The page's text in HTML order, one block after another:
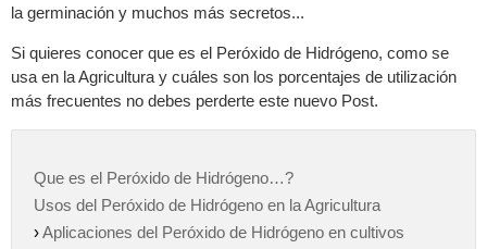
la germinación y muchos más secretos...
Si quieres conocer que es el Peróxido de Hidrógeno, como se
usa en la Agricultura y cuáles son los porcentajes de utilización
más frecuentes no debes perderte este nuevo Post.
Que es el Peróxido de Hidrógeno…?
Usos del Peróxido de Hidrógeno en la Agricultura
›Aplicaciones del Peróxido de Hidrógeno en cultivos